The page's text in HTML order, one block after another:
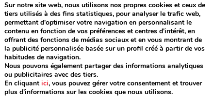
Sur notre site web, nous utilisons nos propres cookies et ceux de
tiers utilisés à des fins statistiques, pour analyser le trafic web,
permettant d'optimiser votre navigation en personnalisant le
contenu en fonction de vos préférences et centres d'intérêt, en
offrant des fonctions de médias sociaux et en vous montrant de
la publicité personnalisée basée sur un profil créé à partir de vos
habitudes de navigation.
Nous pouvons également partager des informations analytiques
ou publicitaires avec des tiers.
En cliquant ici, vous pouvez gérer votre consentement et trouver
plus d'informations sur les cookies que nous utilisons.